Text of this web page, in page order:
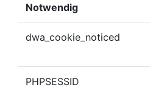
Notwendig
dwa_cookie_noticed
PHPSESSID